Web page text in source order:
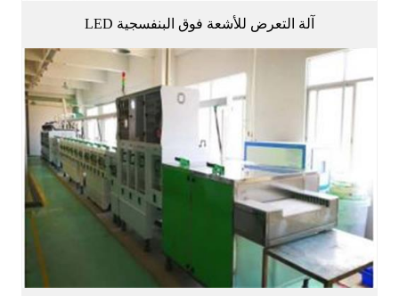
آلة التعرض للأشعة فوق البنفسجية LED